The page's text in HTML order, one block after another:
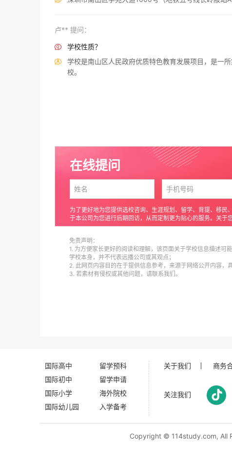
卢** 提问：
 学校性质？

学校是南山区人民政府优质特色教育发展项目，是一
校。
在线提问
为了更好地为您提供选校咨询、生涯规划、留学、背提、移
于本公司为您进行后期回访，从而定制更为贴心的服务。关于
免责声明：
1. 为方便家长更好的阅读和理解，该页面关于学校信息描述可
学校本身，并不代表远播公司或其观点；
2. 此网页内容目的在于提供信息参考，来源于网络公开内容，
3. 若素材有侵权或其他问题，请联系我们。
国际高中
国际初中
国际小学
国际幼儿园
留学预科
留学申请
海外院校
入学备考
关于我们 商务
关注我们
Copyright © 114study.com, All